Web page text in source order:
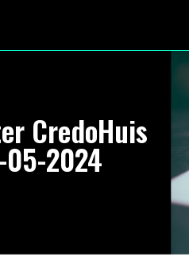
CredoHuis
2024